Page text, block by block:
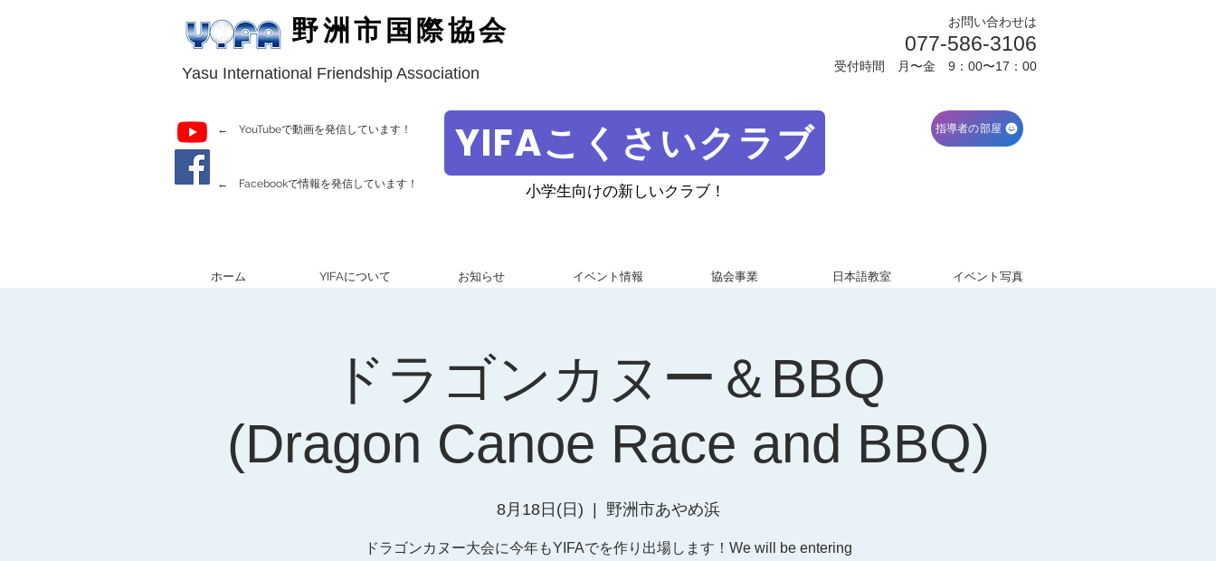
野洲市国際協会
Yasu International Friendship Association
お問い合わせは
077-586-3106
受付時間 月〜金 9：00〜17：00
← YouTubeで動画を発信しています！
← Facebookで情報を発信しています！
YIFAこくさいクラブ
小学生向けの新しいクラブ！
指導者の部屋
ホーム YIFAについて お知らせ イベント情報 協会事業 日本語教室 イベント写真
ドラゴンカヌー＆BBQ
(Dragon Canoe Race and BBQ)
8月18日(日) 野洲市あやめ浜
ドラゴンカヌー大会に今年もYIFAでを作り出場します！We will be entering